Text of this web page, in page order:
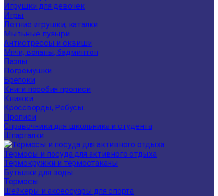
Игрушки для девочек
Игры
Летние игрушки, каталки
Мыльные пузыри
Антистрессы и сквиши
Мячи, воланы, бадминтон
Пазлы
Погремушки
Брелоки
Книги пособия прописи
Книжки
Кроссворды, Ребусы.
Прописи
Справочники для школьника и студента
Шпаргалки
Термосы и посуда для активного отдыха
Термокружки и термостаканы
Бутылки для воды
Термосы
Шейкеры и аксессуары для спорта